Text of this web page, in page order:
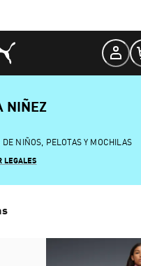
NIÑEZ
NIÑOS, PELOTAS Y MOCHILAS
LEGALES